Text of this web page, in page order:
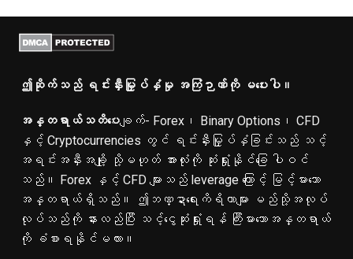
ဤဆိုက်သည် ရင်းနှီးမြှုပ်နှံမှု အကြံဉာဏ်ကို မပေးပါ။
အန္တရာယ်သတိပေးချက်- Forex၊ Binary Options၊ CFD
နှင့် Cryptocurrencies တွင် ရင်းနှီးမြှုပ်နှံခြင်းသည် သင့်
အရင်းအနှီးအချို့ သို့မဟုတ် အားလုံးကို ဆုံးရှုံးနိုင်ခြေ ပါဝင်
သည်။ Forex နှင့် CFD များသည် leverage ကြောင့် မြင့်မားသော
အန္တရာယ်ရှိသည်။ ဤဘဏ္ဍာရေးကိရိယာများ မည်သို့အလုပ်
လုပ်သည်ကို နားလည်ပြီး သင့်ငွေဆုံးရှုံးရန် ကြီးမားသောအန္တရာယ်
ကို ခံစားရနိုင်မလား။